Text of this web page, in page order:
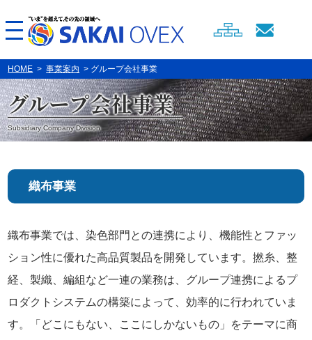
HOME >事業案内 > グループ会社事業
グループ会社事業
Subsidiary Company Division
織布事業
織布事業では、染色部門との連携により、機能性とファッ
ション性に優れた高品質製品を開発しています。撚糸、整
経、製織、編組など一連の業務は、グループ連携によるプ
ロダクトシステムの構築によって、効率的に行われていま
す。「どこにもない、ここにしかないもの」をテーマに商